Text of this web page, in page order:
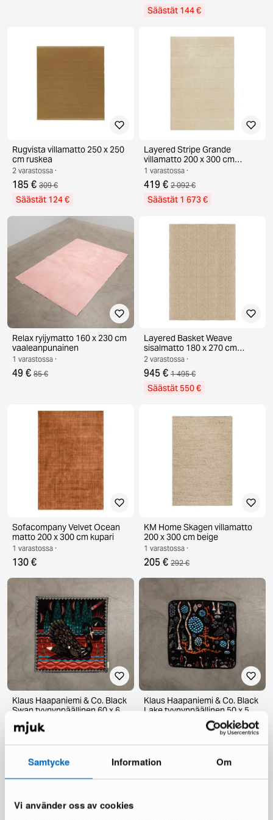
Samtycke Information Om
Vi använder oss av cookies
Säästät 144 €
Rugvista villamatto 250 x 250
cm ruskea
2 varastossa ·
185 € 309 €
Säästät 124 €
Layered Stripe Grande
villamatto 200 x 300 cm
Almond
1 varastossa ·
419 € 2 092 €
Säästät 1 673 €
Relax ryijymatto 160 x 230 cm
vaaleanpunainen
1 varastossa ·
49 € 85 €
Layered Basket Weave
sisalmatto 180 x 270 cm
natural
2 varastossa ·
945 € 1 495 €
Säästät 550 €
Sofacompany Velvet Ocean
matto 200 x 300 cm kupari
1 varastossa ·
130 €
KM Home Skagen villamatto
200 x 300 cm beige
1 varastossa ·
205 € 292 €
Klaus Haapaniemi & Co. Black
Swan tyynynpäällinen 60 x 60
cm sametti
1 varastossa ·
135 €
Klaus Haapaniemi & Co. Black
Lake tyynynpäällinen 50 x 50
cm puuvillasametti